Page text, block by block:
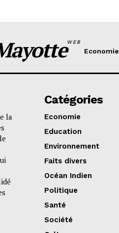
WEB
Economie
la
Catégories
Economie
Education
Environnement
Faits divers
Océan Indien
Politique
Santé
Société